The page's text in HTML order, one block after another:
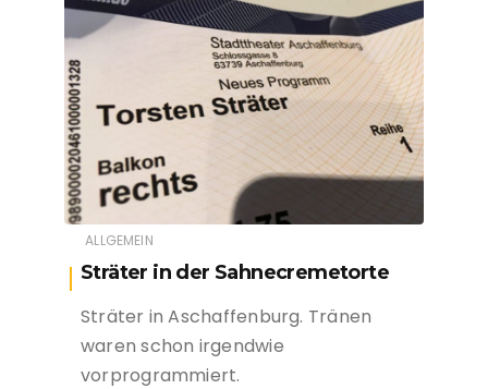
ALLGEMEIN
Sträter in der Sahnecremetorte
Sträter in Aschaffenburg. Tränen
waren schon irgendwie
vorprogrammiert.